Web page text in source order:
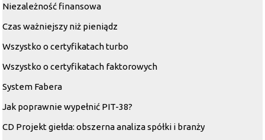
Niezależność finansowa
Czas ważniejszy niż pieniądz
Wszystko o certyfikatach turbo
Wszystko o certyfikatach faktorowych
System Fabera
Jak poprawnie wypełnić PIT-38?
CD Projekt giełda: obszerna analiza spółki i branży